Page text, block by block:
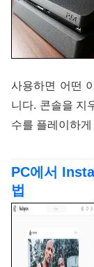
사용하면 어떤
니다. 콘솔을 지
수를 플레이하
PC에서
법